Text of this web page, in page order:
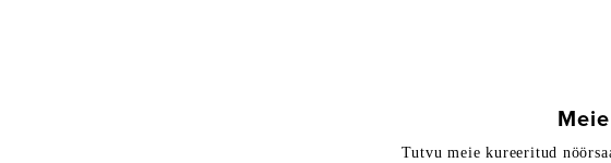
Tutvu meie kureeritud